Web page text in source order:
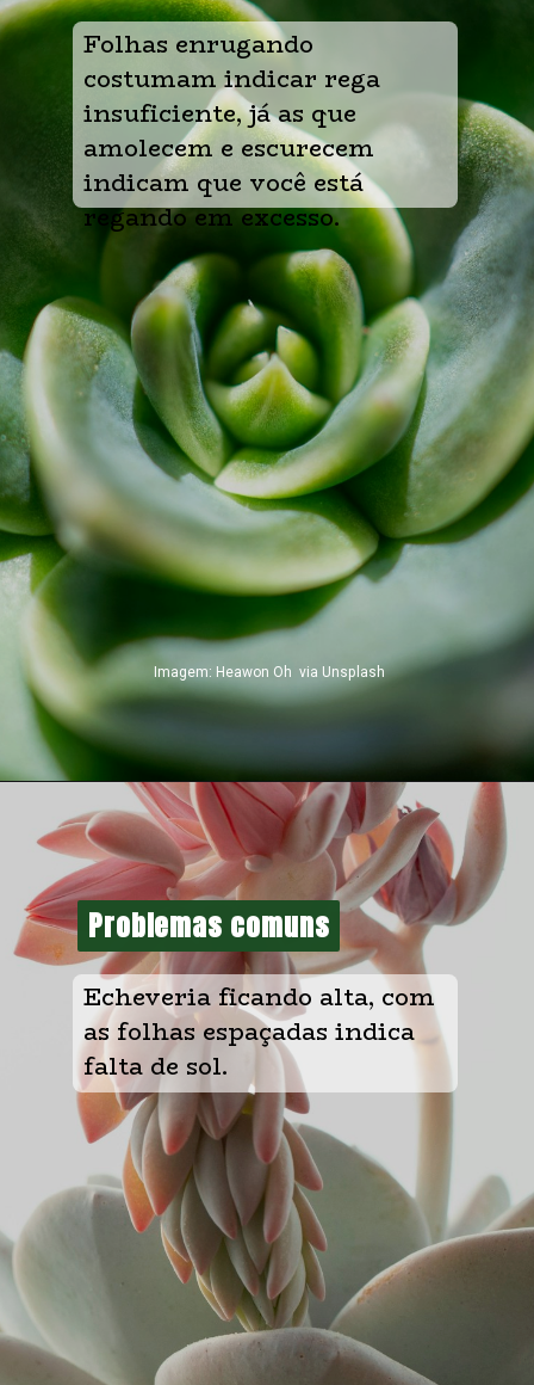
Folhas enrugando
costumam indicar rega
insuficiente, já as que
amolecem e escurecem
indicam que você está
regando em excesso.
Imagem: Heawon Oh  via Unsplash
Problemas comuns
Problemas comuns
Echeveria ficando alta, com
as folhas espaçadas indica
falta de sol.